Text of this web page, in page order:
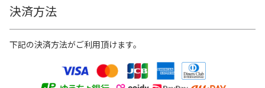
決済方法
下記の決済方法がご利用頂けます。